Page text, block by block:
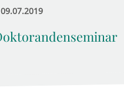
09.07.2019